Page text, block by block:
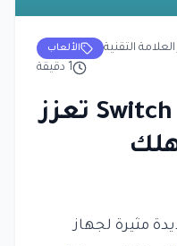
الألعاب التقنية
1 دقيقة
ميزة جديدة في Switch 2 تعزز
مثيرة لجهاز